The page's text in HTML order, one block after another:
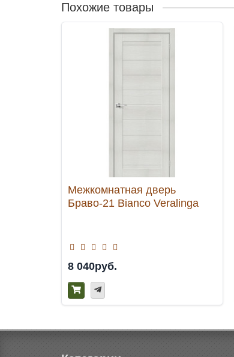
Похожие товары
Межкомнатная дверь
Браво-21 Bianco Veralinga
8 040руб.